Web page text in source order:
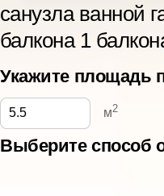
санузла ванной
балкона 1
Укажите площадь
м2
Выберите способ